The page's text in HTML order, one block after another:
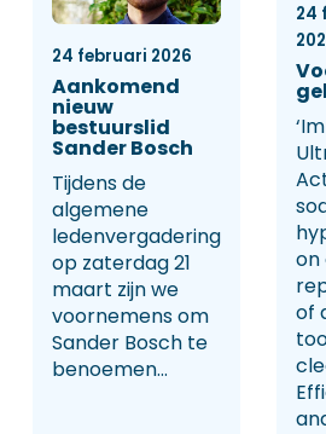
24 februari 2026
Aankomend
nieuw
bestuurslid
Sander Bosch
Tijdens de
algemene
ledenvergadering
op zaterdag 21
maart zijn we
voornemens om
Sander Bosch te
benoemen...
24
on
of